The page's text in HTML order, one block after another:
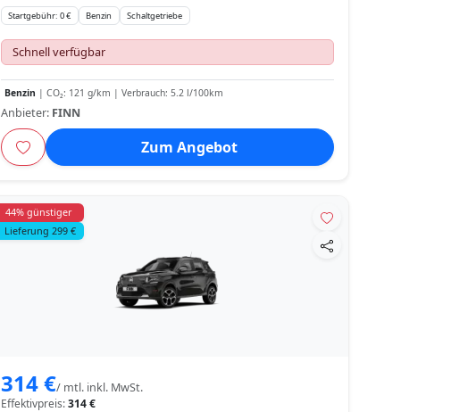
Startgebühr: 0 € Benzin Schaltgetriebe
Schnell verfügbar
Benzin | CO₂: 121 g/km | Verbrauch: 5.2 l/100km
Anbieter: FINN
Zum Angebot
44% günstiger
Lieferung 299 €
314 €/ mtl. inkl. MwSt.
Effektivpreis:314 €